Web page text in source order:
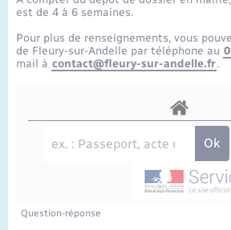
Etat-civil - Papiers -
Mariage – PACS
Recensement
Loisirs
Transports scolaires
Travaux - Autorisation
public
Compétences
Présentation de la commune
La Communauté de communes
est de 4 à 6 semaines.
Pour plus de renseignements, vous
de Fleury-sur-Andelle par téléphone au
mail à contact@fleury-sur-andelle.fr.
Question-réponse